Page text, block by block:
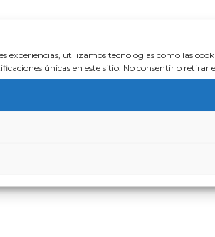
experiencias, utilizamos tecnologías como las
únicas en este sitio. No consentir o